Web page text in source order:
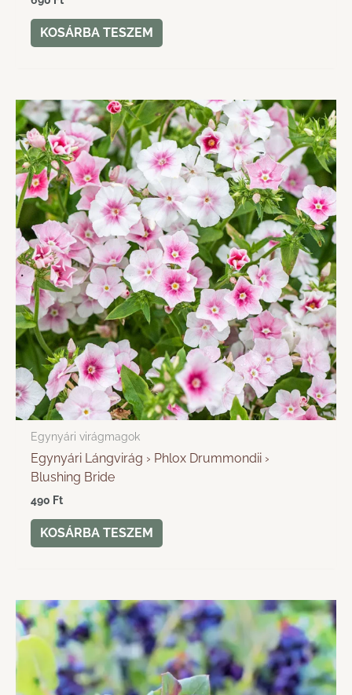
KOSÁRBA TESZEM
Egynyári virágmagok
Egynyári Lángvirág › Phlox Drummondii ›
Blushing Bride
490 Ft
KOSÁRBA TESZEM